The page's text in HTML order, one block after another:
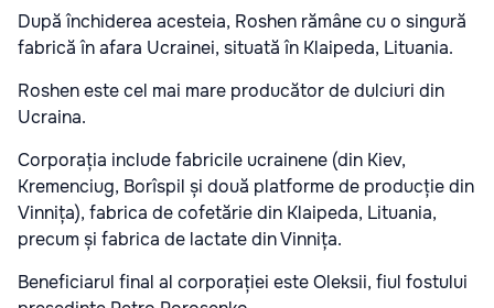
După închiderea acesteia, Roshen rămâne cu o singură
fabrică în afara Ucrainei, situată în Klaipeda, Lituania.
Roshen este cel mai mare producător de dulciuri din
Ucraina.
Corporația include fabricile ucrainene (din Kiev,
Kremenciug, Borîspil și două platforme de producție din
Vinnița), fabrica de cofetărie din Klaipeda, Lituania,
precum și fabrica de lactate din Vinnița.
Beneficiarul final al corporației este Oleksii, fiul fostului